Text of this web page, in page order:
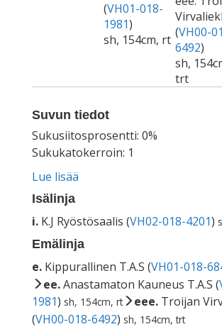
(VH01-018-
1981)
sh, 154cm, rt (VH00-
6492)
sh,
trt
Suvun tiedot
Sukusiitosprosentti: 0%
Sukukatokerroin: 1
Lue lisää
Isälinja
i. K.J Ryöstösaalis (VH02-018-4201)
Emälinja
e. Kippurallinen T.A.S (VH01-018-
ee.Anastamaton Kauneus T.A.S (
1981) sh, 154cm, rt eee. Troijan
(VH00-018-6492) sh, 154cm, trt